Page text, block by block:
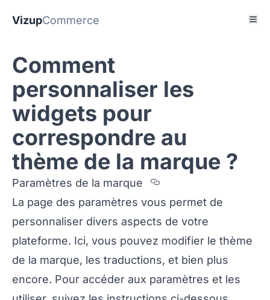
VizupCommerce
Comment
personnaliser les
widgets pour
correspondre au
thème de la marque ?
Paramètres de la marque
Section titled
La page des paramètres vous permet de
personnaliser divers aspects de votre
plateforme. Ici, vous pouvez modifier le thème
de la marque, les traductions, et bien plus
encore. Pour accéder aux paramètres et les